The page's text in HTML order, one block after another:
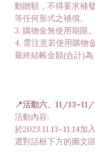
動贈額，不得要求補
等任何形式之補償。
3. 購物金無使用期限。
4. 需注意若使用購物
最終結帳金額(合計)為
📍活動六、11/
活動內容:
於2023.11.13~11.14
選對話框下方的圖文